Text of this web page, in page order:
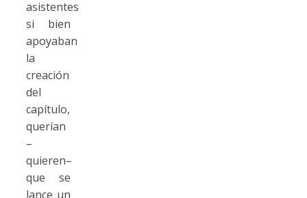
asistentes
si bien
apoyaban
la
creación
del
capítulo,
querían
–
quieren–
que se
lance un